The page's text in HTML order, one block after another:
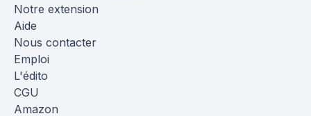
Notre extension
Aide
Nous contacter
Emploi
L'édito
CGU
Amazon